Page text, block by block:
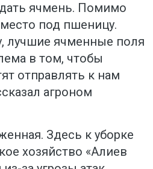
ячмень. Помимо
под пшеницу.
лучшие ячменные поля
в том, чтобы
отправлять к нам
агроном
Здесь к уборке
хозяйство «Алиев